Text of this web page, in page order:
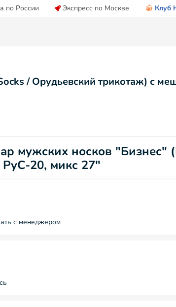
по России Экспресс по Москве Клуб
/ Орудьевский трикотаж) с
мужских носков "Бизнес"
20, микс 27"
с менеджером